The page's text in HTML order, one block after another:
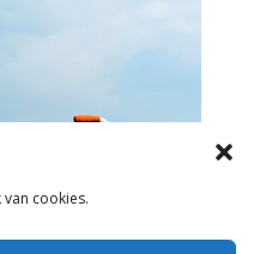
cookies.